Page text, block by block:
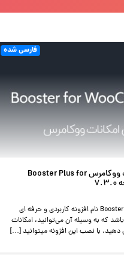
فارسی شده
افزونه افزایش امکانات ووکامرس Booster Plus for
Booster Plus for WooCommerce نام افزونه کاربردی و حرفه ای
که به وسیله آن می‌توانید، امکانات
دهید. با نصب این افزونه میتوانید […]